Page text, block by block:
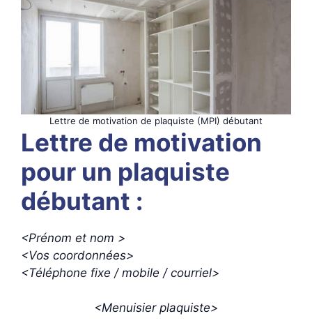
Lettre de motivation de plaquiste (MPI) débutant
Lettre de motivation
pour un plaquiste
débutant :
<Prénom et nom >
<Vos coordonnées>
<Téléphone fixe / mobile / courriel>
<Menuisier plaquiste>